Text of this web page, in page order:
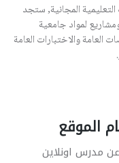
المجانية, ستجد
لمواد جامعية
والاختبارات العامة
الموقع
مدرس اونلاين